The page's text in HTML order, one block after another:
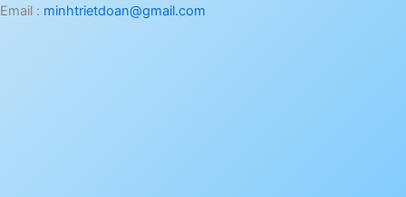
Email : minhtrietdoan@gmail.com